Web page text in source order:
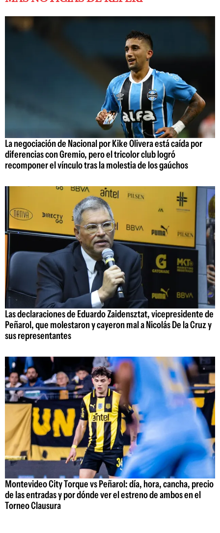
La negociación de Nacional por Kike Olivera está caída por
diferencias con Gremio, pero el tricolor club logró
recomponer el vínculo tras la molestia de los gaúchos
Las declaraciones de Eduardo Zaidensztat, vicepresidente de
Peñarol, que molestaron y cayeron mal a Nicolás De la Cruz y
sus representantes
Montevideo City Torque vs Peñarol: día, hora, cancha, precio
de las entradas y por dónde ver el estreno de ambos en el
Torneo Clausura